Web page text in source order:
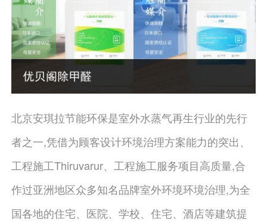
北京安琪拉节能环保是室外水蒸气再生行业的先行
者之一,凭借为顾客设计环境治理方案能力的突出、
工程施工Thiruvarur、工程施工服务项目高质量,合
作过亚洲地区众多知名品牌室外环境环境治理,为全
国各地的住宅、医院、学校、住宅、酒店等建筑提